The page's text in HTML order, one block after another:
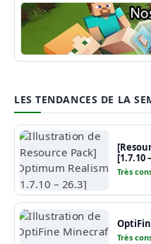
Guide Minecraft
LES TENDANCES DE LA
[1.7.10
Très
Très